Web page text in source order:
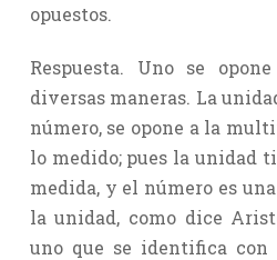
opuestos.
Respuesta. Uno se
diversas maneras. La
número, se opone a la
lo medido; pues la unidad
medida, y el número es
la unidad, como dice
uno que se identifica con